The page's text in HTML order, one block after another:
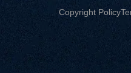
Copyright Policy